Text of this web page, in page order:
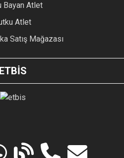
Bayan Atlet
Atlet
Satış Mağazası
ETBİS